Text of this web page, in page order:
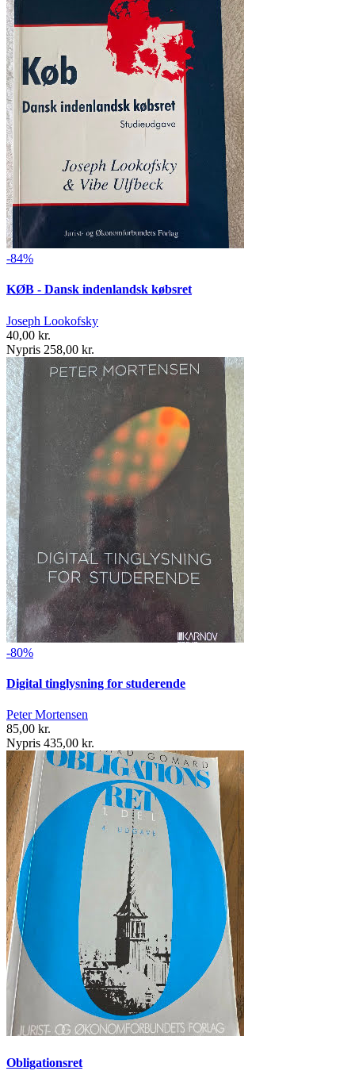
-84%
KØB - Dansk indenlandsk købsret
Joseph Lookofsky
40,00 kr.
Nypris 258,00 kr.
-80%
Digital tinglysning for studerende
Peter Mortensen
85,00 kr.
Nypris 435,00 kr.
Obligationsret